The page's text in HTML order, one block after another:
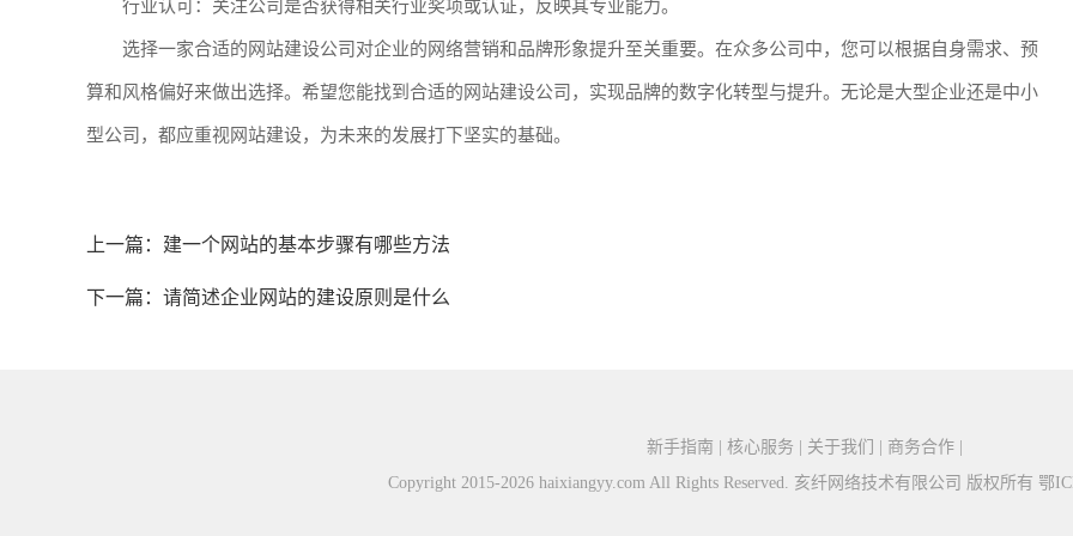
行业认可：关注公司是否获得相关行业奖项或认证，反映其专业能力。
选择一家合适的网站建设公司对企业的网络营销和品牌形象提升至关重要。在众多公司中，您可以根据自身需求、预
算和风格偏好来做出选择。希望您能找到合适的网站建设公司，实现品牌的数字化转型与提升。无论是大型企业还是中小
型公司，都应重视网站建设，为未来的发展打下坚实的基础。
上一篇： 建一个网站的基本步骤有哪些方法
下一篇： 请简述企业网站的建设原则是什么
新手指南 | 核心服务 | 关于我们 | 商务合作 |
Copyright 2015-2026 haixiangyy.com All Rights Reserved. 亥纤网络技术有限公司 版权所有 鄂